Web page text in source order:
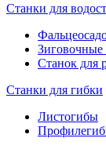
Станки для
Станок для
Станки для гибки
Листогибы